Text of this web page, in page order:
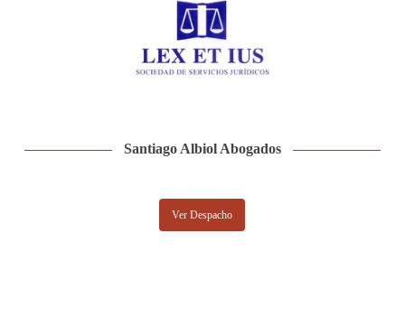
Santiago Albiol Abogados
Ver Despacho